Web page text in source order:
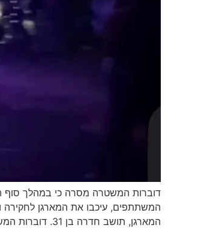
דוברות המשטרה מסרה כי במהלך סוף
המשתתפים, עיכבו את המארגן לחקירה
המארגן, תושב חדרה בן 31. דוברות המשטרה […]